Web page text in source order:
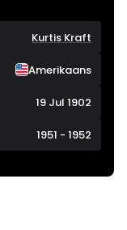
Kurtis Kraft
Amerikaans
19 Jul 1902
1951 - 1952